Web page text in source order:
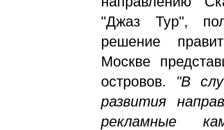
"Джаз Тур",
решение
Москве
островов. "В
развития
рекламные